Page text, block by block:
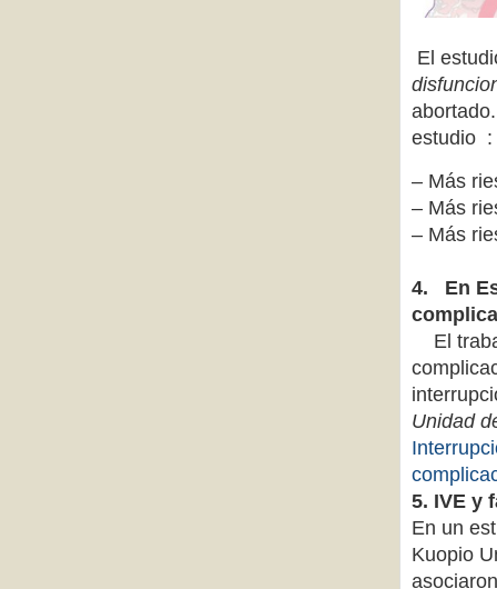
El
estudio :
– Más
– Más
– Más
4. En
El
Unidad
5. IVE y
En un
Kuopio